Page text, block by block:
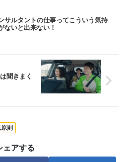
サルタントの仕事ってこういう気持
ないと出来ない！
聞きまく
則
ェアする